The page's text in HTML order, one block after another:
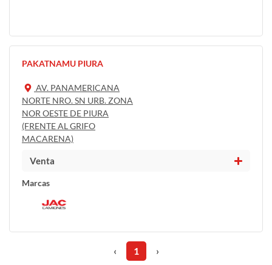
PAKATNAMU PIURA
AV. PANAMERICANA
NORTE NRO. SN URB. ZONA
NOR OESTE DE PIURA
(FRENTE AL GRIFO
MACARENA)
Venta
Marcas
‹ 1 ›